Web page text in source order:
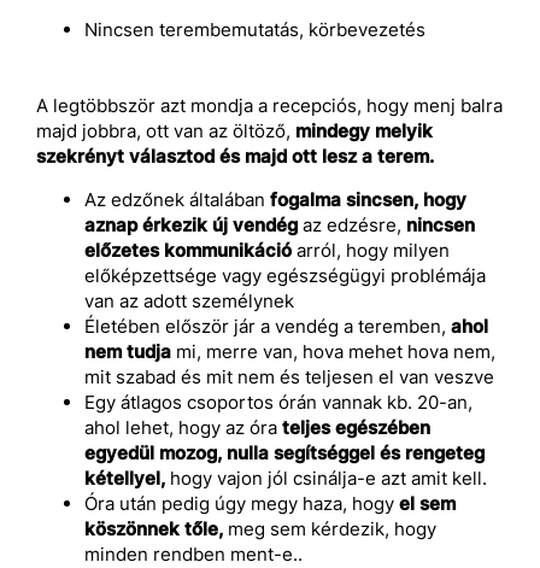
Nincsen terembemutatás, körbevezetés
A legtöbbször azt mondja a recepciós, hogy menj balra
majd jobbra, ott van az öltöző, mindegy melyik
szekrényt választod és majd ott lesz a terem.
Az edzőnek általában fogalma sincsen, hogy
aznap érkezik új vendég az edzésre, nincsen
előzetes kommunikáció arról, hogy milyen
előképzettsége vagy egészségügyi problémája
van az adott személynek
Életében először jár a vendég a teremben, ahol
nem tudja mi, merre van, hova mehet hova nem,
mit szabad és mit nem és teljesen el van veszve
Egy átlagos csoportos órán vannak kb. 20-an,
ahol lehet, hogy az óra teljes egészében
egyedül mozog, nulla segítséggel és rengeteg
kétellyel, hogy vajon jól csinálja-e azt amit kell.
Óra után pedig úgy megy haza, hogy el sem
köszönnek tőle, meg sem kérdezik, hogy
minden rendben ment-e..